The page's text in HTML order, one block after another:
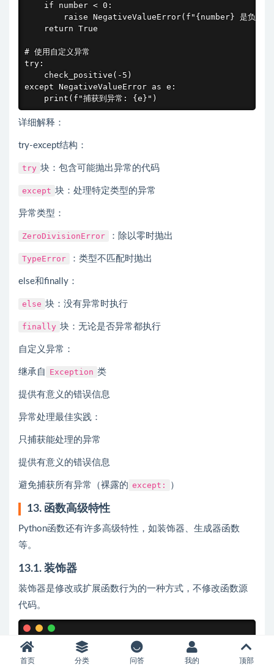
    if number < 0:
        raise NegativeValueError(f"{number} 是负数")
    return True
# 使用自定义异常
try:
    check_positive(-5)
except NegativeValueError as e:
    print(f"捕获到异常: {e}")
详细解释：
try-except结构：
try 块：包含可能抛出异常的代码
except 块：处理特定类型的异常
异常类型：
ZeroDivisionError ：除以零时抛出
TypeError ：类型不匹配时抛出
else和finally：
else 块：没有异常时执行
finally 块：无论是否异常都执行
自定义异常：
继承自 Exception 类
提供有意义的错误信息
异常处理最佳实践：
只捕获能处理的异常
提供有意义的错误信息
避免捕获所有异常（裸露的 except: ）
13. 函数高级特性
Python函数还有许多高级特性，如装饰器、生成器函数
等。
13.1. 装饰器
装饰器是修改或扩展函数行为的一种方式，不修改函数源
代码。
def timing_decorator(func):
    """测量函数执行时间的装饰器"""
    import time
首页 分类 问答 我的 顶部